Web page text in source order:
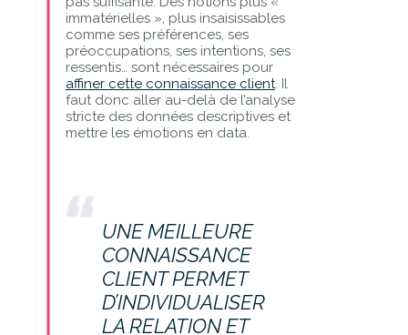
immatérielles », plus insaisissables
comme ses préférences, ses
préoccupations, ses intentions, ses
ressentis… sont nécessaires pour
affiner cette connaissance client. Il
faut donc aller au-delà de l’analyse
stricte des données descriptives et
mettre les émotions en data.
UNE MEILLEURE
CONNAISSANCE
CLIENT PERMET
D’INDIVIDUALISER
LA RELATION ET